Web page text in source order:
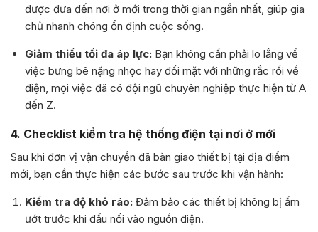
được đưa đến nơi ở mới trong thời gian ngắn nhất, giúp gia
chủ nhanh chóng ổn định cuộc sống.
Giảm thiểu tối đa áp lực:Bạn không cần phải lo lắng về
việc bưng bê nặng nhọc hay đối mặt với những rắc rối về
điện, mọi việc đã có đội ngũ chuyên nghiệp thực hiện từ A
đến Z.
4. Checklist kiểm tra hệ thống điện tại nơi ở mới
Sau khi đơn vị vận chuyển đã bàn giao thiết bị tại địa điểm
mới, bạn cần thực hiện các bước sau trước khi vận hành:
Kiểm tra độ khô ráo:Đảm bảo các thiết bị không bị ẩm
ướt trước khi đấu nối vào nguồn điện.